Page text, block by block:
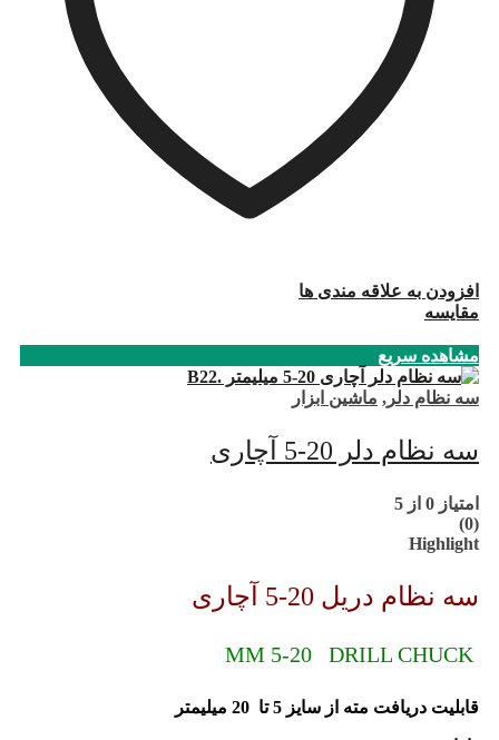
افزودن به علاقه مندی ها
مقایسه
مشاهده سریع
سه نظام دلر , ماشین ابزار
سه نظام دلر 20-5 آچاری
امتیاز 0 از 5
(0)
Highlight
سه نظام دریل 20-5 آچاری
MM 5-20 DRILL CHUCK
قابلیت دریافت مته از سایز 5 تا 20 میلیمتر